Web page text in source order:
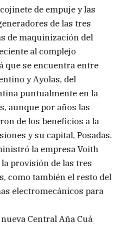
de empuje y las
de las tres
de maquinización del
al complejo
que se encuentra entre
y Ayolas, del
puntualmente en la
aunque por años las
de los beneficios a la
y su capital, Posadas.
la empresa Voith
provisión de las tres
como también el resto del
electromecánicos para
Central Aña Cuá